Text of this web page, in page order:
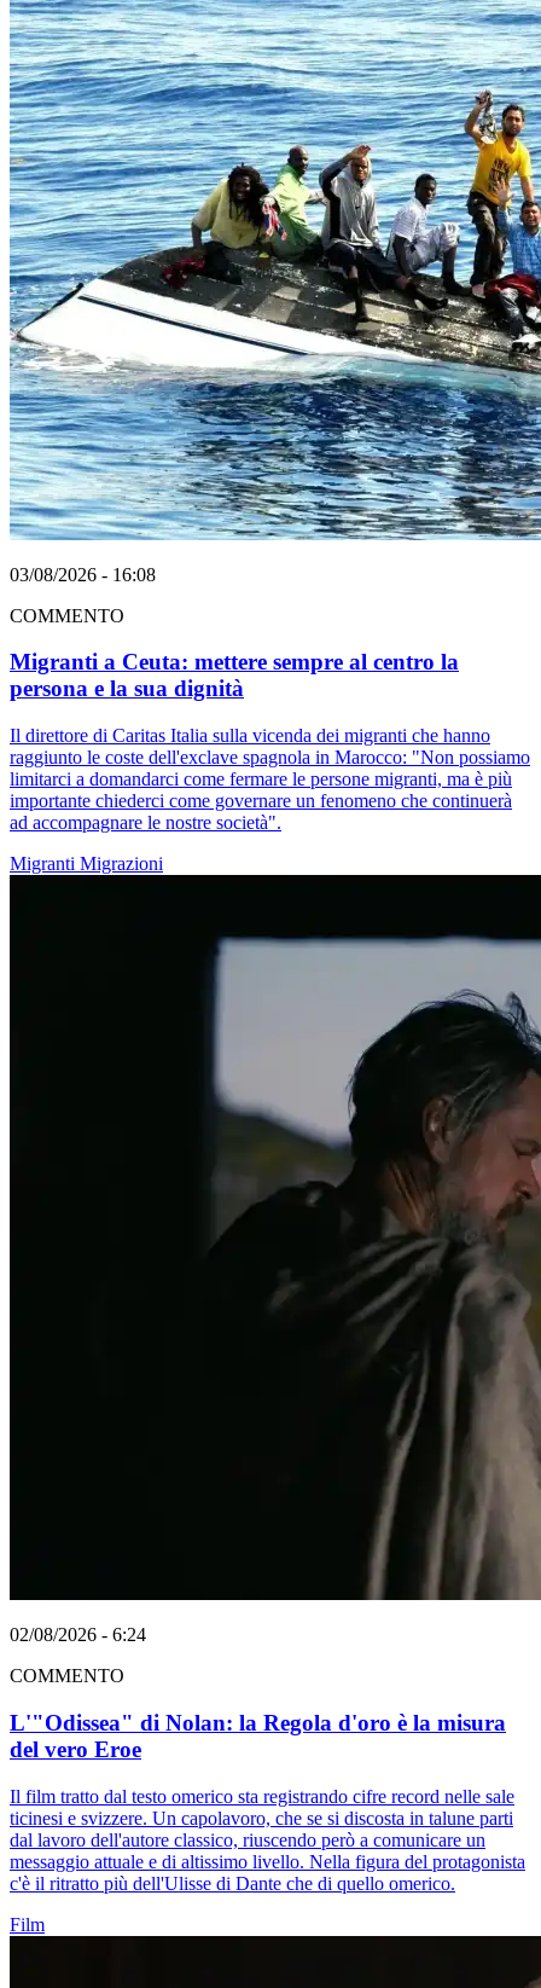
03/08/2026 - 16:08
COMMENTO
Migranti a Ceuta: mettere sempre al centro la
persona e la sua dignità
Il direttore di Caritas Italia sulla vicenda dei migranti che hanno
raggiunto le coste dell'exclave spagnola in Marocco: "Non possiamo
limitarci a domandarci come fermare le persone migranti, ma è più
importante chiederci come governare un fenomeno che continuerà
ad accompagnare le nostre società".
Migranti Migrazioni
02/08/2026 - 6:24
COMMENTO
L'"Odissea" di Nolan: la Regola d'oro è la misura
del vero Eroe
Il film tratto dal testo omerico sta registrando cifre record nelle sale
ticinesi e svizzere. Un capolavoro, che se si discosta in talune parti
dal lavoro dell'autore classico, riuscendo però a comunicare un
messaggio attuale e di altissimo livello. Nella figura del protagonista
c'è il ritratto più dell'Ulisse di Dante che di quello omerico.
Film